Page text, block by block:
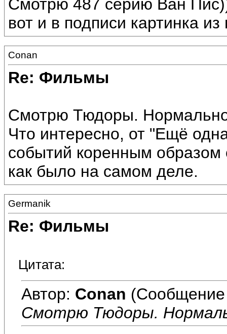
Смотрю 487 серию Ван
вот и в подписи картинка из
Conan
Re: Фильмы
Смотрю Тюдоры.
Что интересно, от "Ещё
событий коренным образом
как было на самом деле.
Germanik
Re: Фильмы
Цитата:
Автор: Conan
Смотрю Тюдоры.